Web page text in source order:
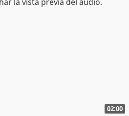
02:00